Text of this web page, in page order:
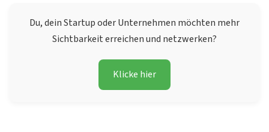
Du, dein Startup oder Unternehmen möchten mehr
Sichtbarkeit erreichen und netzwerken?
Klicke hier